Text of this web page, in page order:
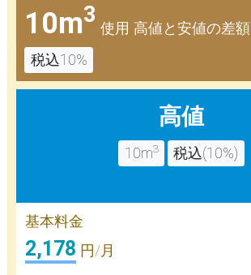
10m3
使用 高値と安値の差額
税込10%
高値
10m3 税込(10%)
基本料金
2,178 円/月